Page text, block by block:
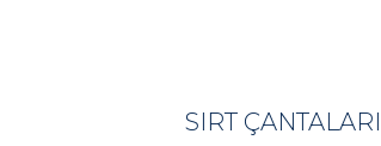
SIRT ÇANTALARI